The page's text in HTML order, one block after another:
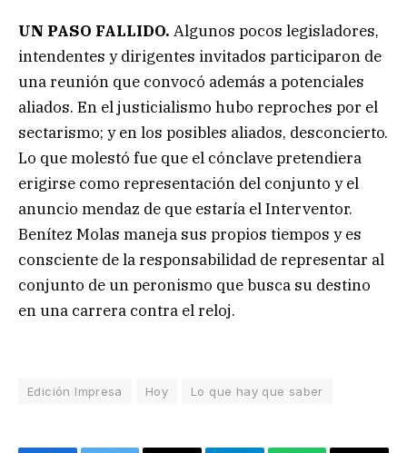
UN PASO FALLIDO. Algunos pocos legisladores,
intendentes y dirigentes invitados participaron de
una reunión que convocó además a potenciales
aliados. En el justicialismo hubo reproches por el
sectarismo; y en los posibles aliados, desconcierto.
Lo que molestó fue que el cónclave pretendiera
erigirse como representación del conjunto y el
anuncio mendaz de que estaría el Interventor.
Benítez Molas maneja sus propios tiempos y es
consciente de la responsabilidad de representar al
conjunto de un peronismo que busca su destino
en una carrera contra el reloj.
Edición Impresa Hoy Lo que hay que saber